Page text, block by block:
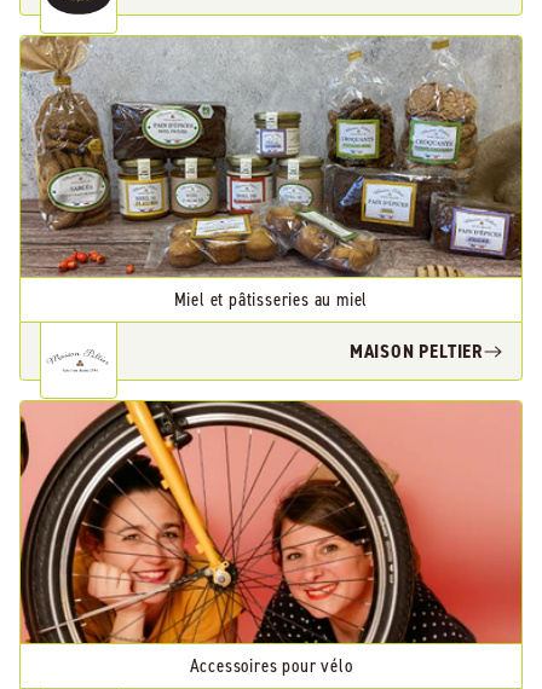
Miel et pâtisseries au miel
MAISON PELTIER
Accessoires pour vélo